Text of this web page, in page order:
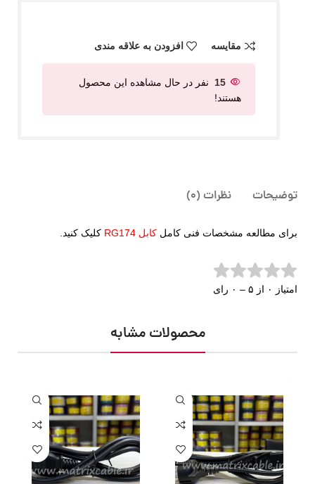
مقایسه افزودن به علاقه مندی
15
نفر در حال مشاهده این محصول
هستند!
توضیحات نظرات (0)
برای مطالعه مشخصات فنی کامل کابل RG174 کلیک کنید.
امتیاز ۰ از ۵ – ۰ رای
محصولات مشابه